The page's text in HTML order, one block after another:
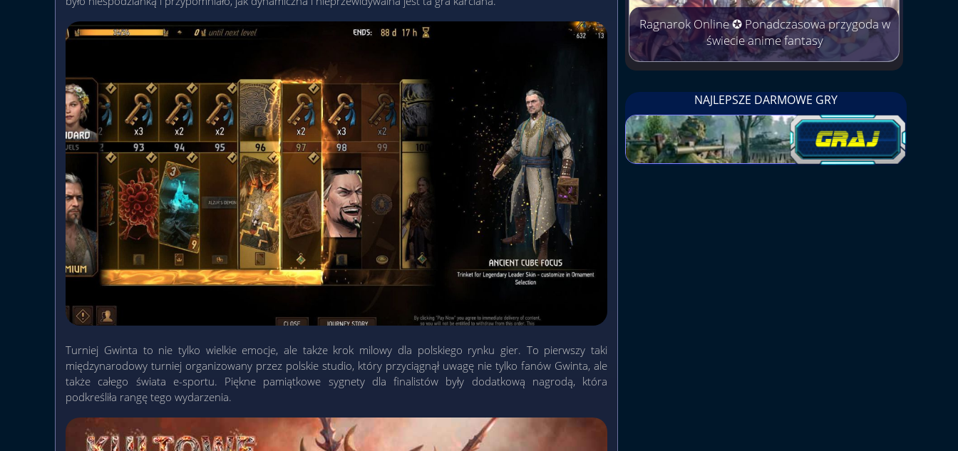
Turniej Gwinta to nie tylko wielkie emocje, ale także krok milowy dla polskiego rynku gier. To pierwszy taki
międzynarodowy turniej organizowany przez polskie studio, który przyciągnął uwagę nie tylko fanów Gwinta, ale
także całego świata e-sportu. Piękne pamiątkowe sygnety dla finalistów były dodatkową nagrodą, która
podkreśliła rangę tego wydarzenia.
Ragnarok Online ✪ Ponadczasowa przygoda w
świecie anime fantasy
NAJLEPSZE DARMOWE GRY